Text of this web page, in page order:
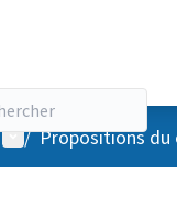
Menu utilisateur
/ Propositions du